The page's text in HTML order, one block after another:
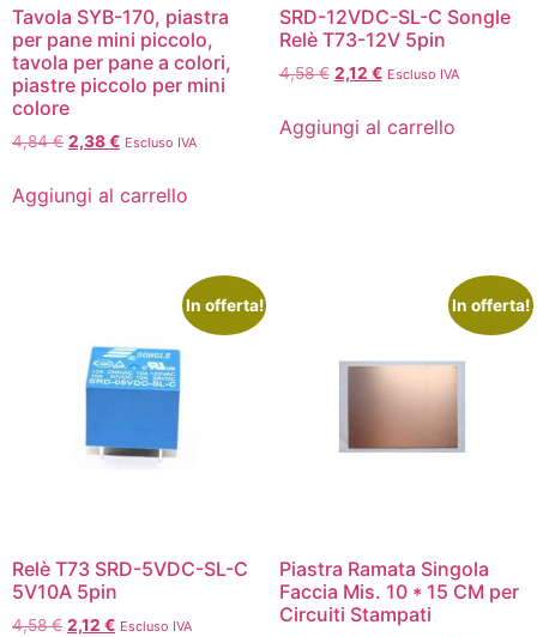
Tavola SYB-170, piastra
per pane mini piccolo,
tavola per pane a colori,
piastre piccolo per mini
colore
4,84€ 2,38€ Escluso IVA
Aggiungi al carrello
SRD-12VDC-SL-C Songle
Relè T73-12V 5pin
4,58€ 2,12 € Escluso IVA
Aggiungi al carrello
In offerta!
Relè T73 SRD-5VDC-SL-C
5V10A 5pin
4,58€ 2,12 € Escluso IVA
In offerta!
Piastra Ramata Singola
Faccia Mis. 10 * 15 CM per
Circuiti Stampati